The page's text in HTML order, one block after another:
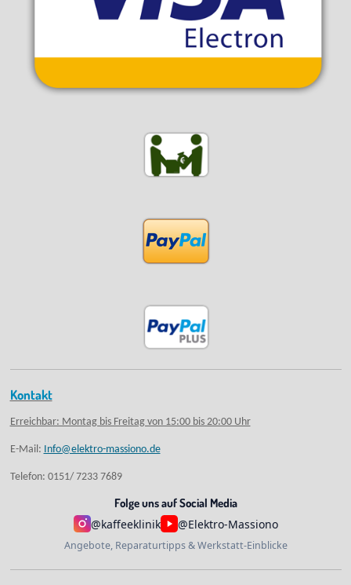
Kontakt
Erreichbar: Montag bis Freitag von 15:00 bis 20:00 Uhr
E-Mail: Info@elektro-massiono.de
Telefon: 0151/ 7233 7689
Folge uns auf Social Media
@kaffeeklinik
@Elektro-Massiono
Angebote, Reparaturtipps & Werkstatt-Einblicke